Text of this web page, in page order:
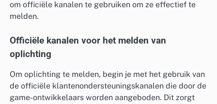
om officiële kanalen te gebruiken om ze effectief te
melden.
Officiële kanalen voor het melden van
oplichting
Om oplichting te melden, begin je met het gebruik van
de officiële klantenondersteuningskanalen die door de
game-ontwikkelaars worden aangeboden. Dit zorgt